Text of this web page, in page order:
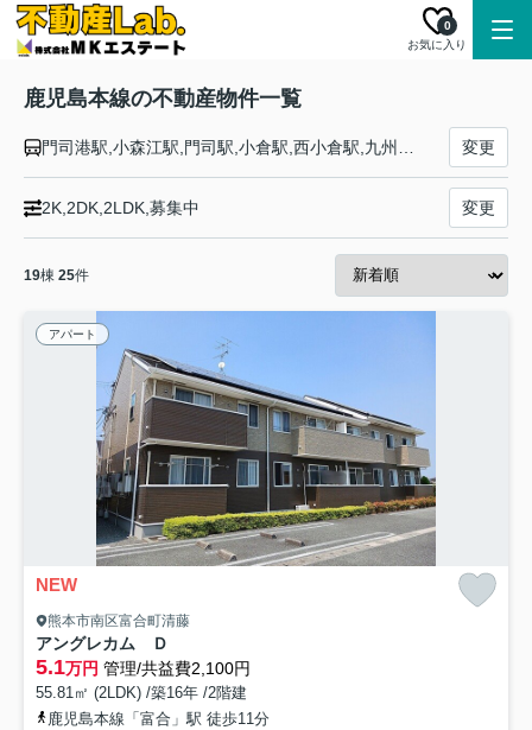
お気に入り
0
鹿児島本線の不動産物件一覧
変更
2K,2DK,2LDK,募集中 変更
19棟 25件
アパート
NEW
熊本市南区富合町清藤
アングレカム Ｄ
5.1万円 管理/共益費2,100円
55.81㎡ (2LDK) /築16年 /2階建
鹿児島本線「富合」駅 徒歩11分